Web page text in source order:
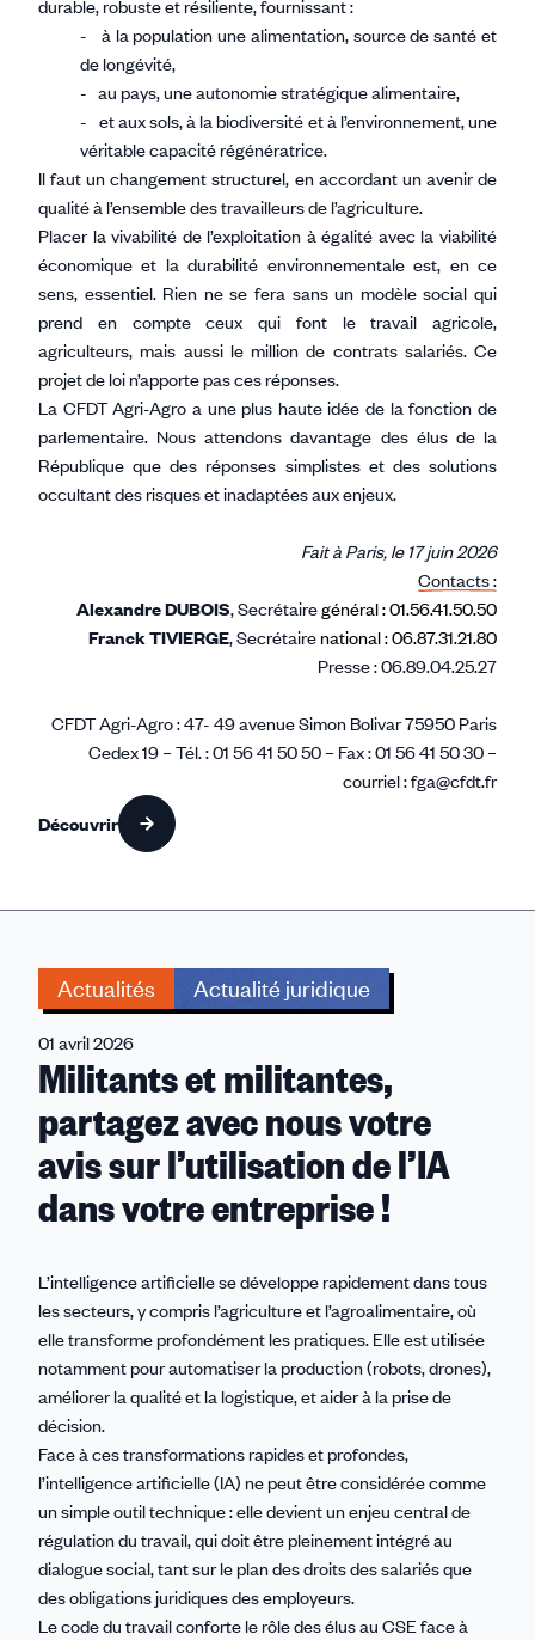
durable, robuste et résiliente, fournissant :
- à la population une alimentation, source de santé et
de longévité,
- au pays, une autonomie stratégique alimentaire,
- et aux sols, à la biodiversité et à l’environnement, une
véritable capacité régénératrice.
Il faut un changement structurel, en accordant un avenir de
qualité à l’ensemble des travailleurs de l’agriculture.
Placer la vivabilité de l’exploitation à égalité avec la viabilité
économique et la durabilité environnementale est, en ce
sens, essentiel. Rien ne se fera sans un modèle social qui
prend en compte ceux qui font le travail agricole,
agriculteurs, mais aussi le million de contrats salariés. Ce
projet de loi n’apporte pas ces réponses.
La CFDT Agri-Agro a une plus haute idée de la fonction de
parlementaire. Nous attendons davantage des élus de la
République que des réponses simplistes et des solutions
occultant des risques et inadaptées aux enjeux.
Fait à Paris, le 17 juin 2026
Contacts :
Alexandre DUBOIS, Secrétairegénéral : 01.56.41.50.50
Franck TIVIERGE, Secrétairenational : 06.87.31.21.80
Presse : 06.89.04.25.27
CFDT Agri-Agro : 47- 49 avenue Simon Bolivar 75950 Paris
Cedex 19 – Tél. : 01 56 41 50 50 – Fax : 01 56 41 50 30 –
courriel : fga@cfdt.fr
Découvrir
Actualités Actualité juridique
01 avril 2026
Militants et militantes,
partagez avec nous votre
avis sur l’utilisation de l’IA
dans votre entreprise !
L’intelligence artificielle se développe rapidement dans tous
les secteurs, y compris l’agriculture et l’agroalimentaire, où
elle transforme profondément les pratiques. Elle est utilisée
notamment pour automatiser la production (robots, drones),
améliorer la qualité et la logistique, et aider à la prise de
décision.
Face à ces transformations rapides et profondes,
l’intelligence artificielle (IA) ne peut être considérée comme
un simple outil technique : elle devient un enjeu central de
régulation du travail, qui doit être pleinement intégré au
dialogue social, tant sur le plan des droits des salariés que
des obligations juridiques des employeurs.
Le code du travailconforte le rôle des élus au CSE face à